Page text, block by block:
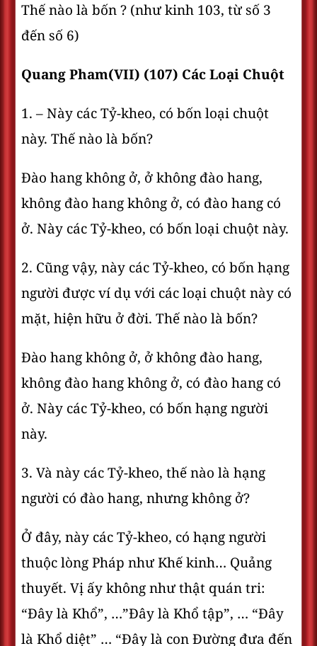
Thế nào là bốn ? (như kinh 103, từ số 3
đến số 6)
Quang Pham(VII) (107) Các Loại Chuột
1. – Này các Tỷ-kheo, có bốn loại chuột
này. Thế nào là bốn?
Ðào hang không ở, ở không đào hang,
không đào hang không ở, có đào hang có
ở. Này các Tỷ-kheo, có bốn loại chuột này.
2. Cũng vậy, này các Tỷ-kheo, có bốn hạng
người được ví dụ với các loại chuột này có
mặt, hiện hữu ở đời. Thế nào là bốn?
Ðào hang không ở, ở không đào hang,
không đào hang không ở, có đào hang có
ở. Này các Tỷ-kheo, có bốn hạng người
này.
3. Và này các Tỷ-kheo, thế nào là hạng
người có đào hang, nhưng không ở?
Ở đây, này các Tỷ-kheo, có hạng người
thuộc lòng Pháp như Khế kinh… Quảng
thuyết. Vị ấy không như thật quán tri:
“Ðây là Khổ”, …”Ðây là Khổ tập”, … “Ðây
là Khổ diệt” … “Ðây là con Ðường đưa đến